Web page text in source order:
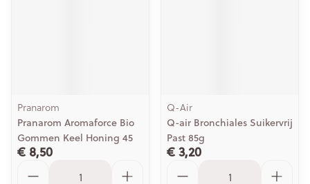
Pranarom
Pranarom Aromaforce Bio
Gommen Keel Honing 45
€ 8,50
Q-Air
Q-air Bronchiales Suikervrij
Past 85g
€ 3,20